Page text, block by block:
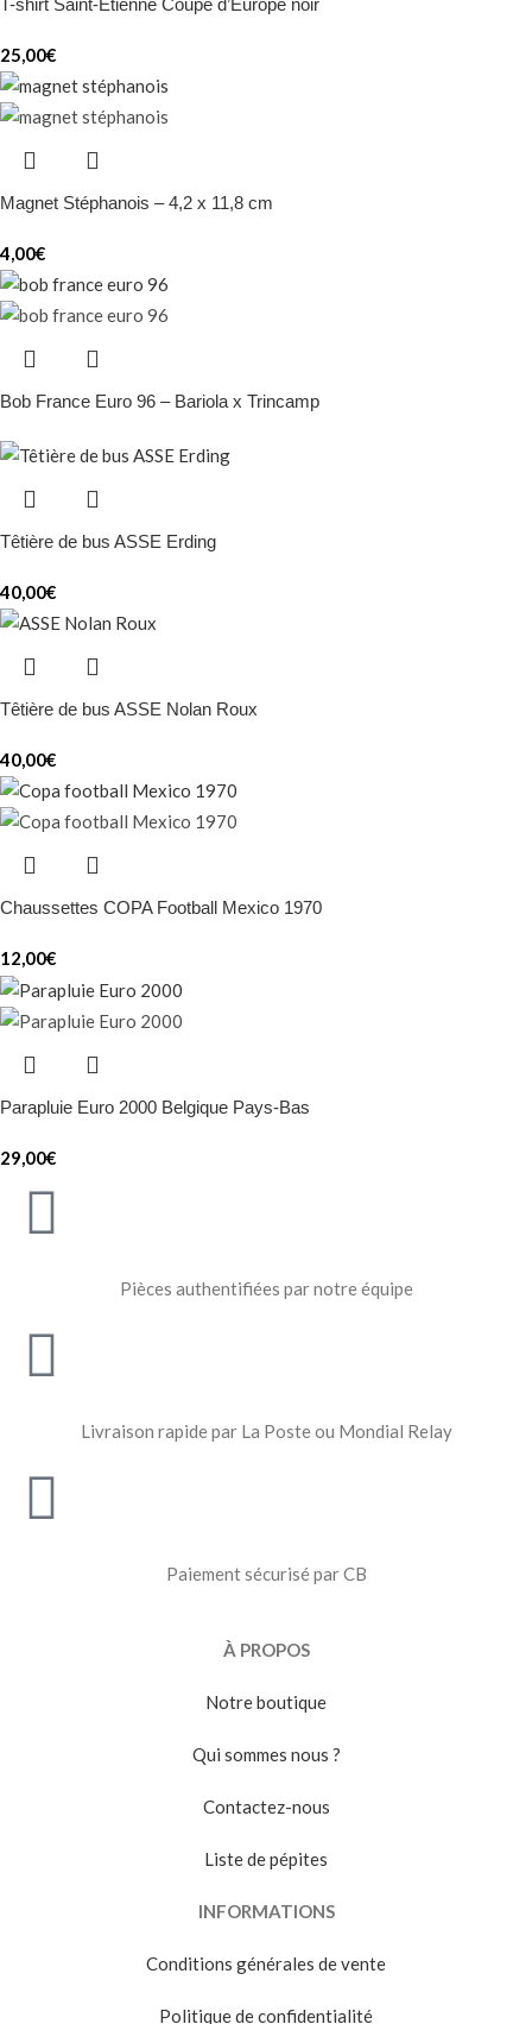
25,00€
Magnet Stéphanois – 4,2 x 11,8 cm
4,00€
Bob France Euro 96 – Bariola x Trincamp
Têtière de bus ASSE Erding
40,00€
Têtière de bus ASSE Nolan Roux
40,00€
Chaussettes COPA Football Mexico 1970
12,00€
Parapluie Euro 2000 Belgique Pays-Bas
29,00€
Pièces authentifiées par notre équipe
Livraison rapide par La Poste ou Mondial Relay
Paiement sécurisé par CB
À PROPOS
Notre boutique
Qui sommes nous ?
Contactez-nous
Liste de pépites
INFORMATIONS
Conditions générales de vente
Politique de confidentialité